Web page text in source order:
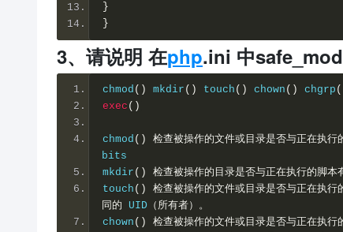
}
}
3、请说明 在php.ini 中
chmod ( ) mkdir ( ) touch ( ) chown ( ) chgrp (
exec ( )
chmod ( ) 检查被操作的文件或目录是否与正在执行
bits
mkdir ( ) 检查被操作的目录是否与正在执行的脚本
touch ( ) 检查被操作的文件或目录是否与正在执行
同的
UID （所有者）。
chown ( ) 检查被操作的文件或目录是否与正在执行